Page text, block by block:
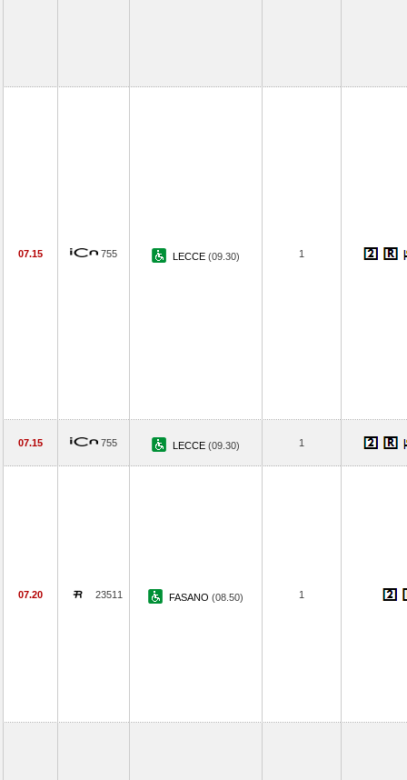
07.15 755 LECCE (09.30) 1
07.15 755 LECCE (09.30) 1
07.20 23511 FASANO (08.50) 1